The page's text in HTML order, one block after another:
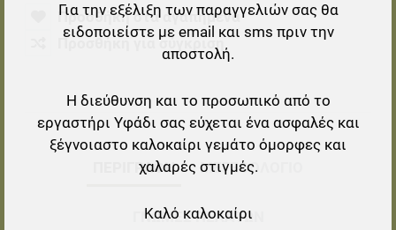
Προσθήκη στα αγαπημένα
Προσθήκη για σύγκριση
ΠΕΡΙΓΡΑΦΉ ΜΕΓΕΘΟΛΟΓΙΟ
ΓΝΏΜΕΣ ΠΕΛΑΤΏΝ
Για την εξέλιξη των παραγγελιών σας θα
ειδοποιείστε με email και sms πριν την
αποστολή.
Η διεύθυνση και το προσωπικό από το
εργαστήρι Υφάδι σας εύχεται ένα ασφαλές και
ξέγνοιαστο καλοκαίρι γεμάτο όμορφες και
χαλαρές στιγμές.
Καλό καλοκαίρι